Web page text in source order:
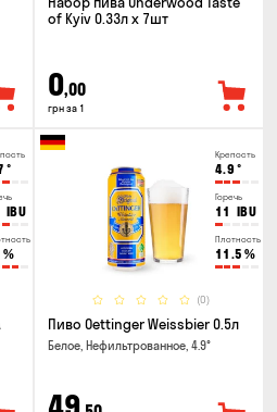
of Kyiv 0.33л x 7шт
0,00
грн за 1
°
IBU
%
Крепость
4.9 °
Горечь
11 IBU
Плотность
11.5 %
(0)
Пиво Oettinger Weissbier 0.5л
Белое, Нефильтрованное, 4.9°